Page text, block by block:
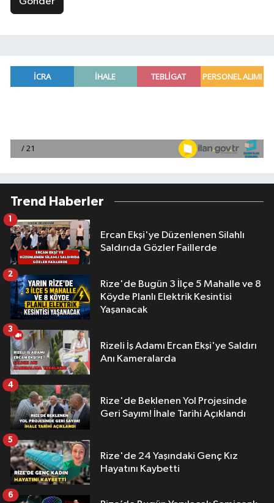
Trend Haberler
Ercan Ekşi'ye Düzenlenen Silahlı
Saldırıda Gözler Faillerde
1
Rize'de Bugün 3 İlçe 5 Mahalle ve 8
Köyde Planlı Elektrik Kesintisi
Yaşanacak
2
Rizeli İş Adamı Ercan Ekşi'ye Saldırı
Anı Kameralarda
3
Rize'de Beklenen Yol Projesinde
Geri Sayım! İhale Tarihi Açıklandı
4
Rize'de 24 Yaşındaki Genç Kız
Hayatını Kaybetti
5
6